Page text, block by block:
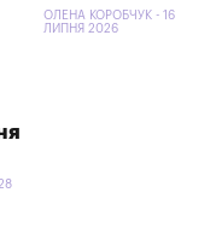
ОЛЕНА КОРОБЧУК - 16
ЛИПНЯ 2026